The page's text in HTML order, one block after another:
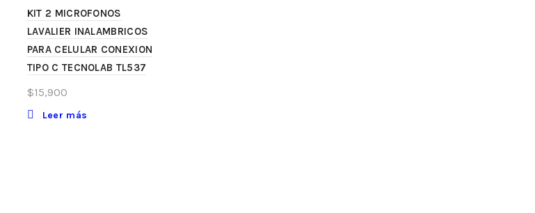
KIT 2 MICROFONOS
LAVALIER INALAMBRICOS
PARA CELULAR CONEXION
TIPO C TECNOLAB TL537
$15,900
Leer más